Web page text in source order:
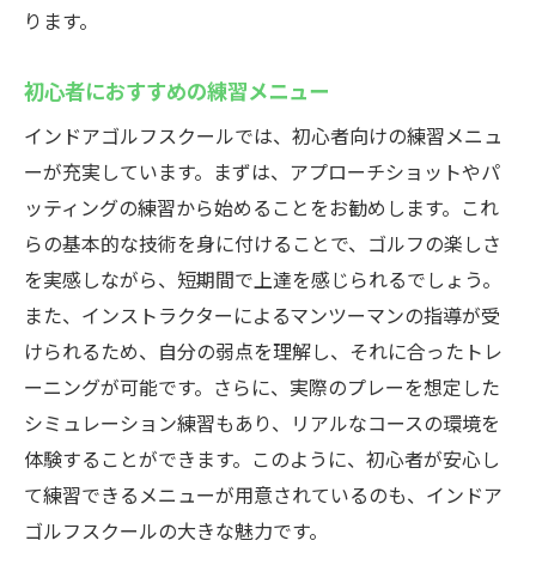
実際の体験者の声を紹介
手ぶらでOK！インドアゴルフスクールでゴルフ
デビューを飾ろう
初心者でも安心のサポート体制
必要な道具は全て無料貸し出し
スムーズなゴルフデビューのための準備
快適なインドア環境での練習方法
ゴルフデビューに必要な基本知識
体験レッスンの活用法
インドアゴルフスクールでゴルフの基本を学ぶ|
スズヨンゴルフクラブの魅力
ゴルフの基礎知識をしっかり学ぶ
ります。
初心者におすすめの練習メニュー
インドアゴルフスクールでは、初心者向けの練習メニュ
ーが充実しています。まずは、アプローチショットやパ
ッティングの練習から始めることをお勧めします。これ
らの基本的な技術を身に付けることで、ゴルフの楽しさ
を実感しながら、短期間で上達を感じられるでしょう。
また、インストラクターによるマンツーマンの指導が受
けられるため、自分の弱点を理解し、それに合ったトレ
ーニングが可能です。さらに、実際のプレーを想定した
シミュレーション練習もあり、リアルなコースの環境を
体験することができます。このように、初心者が安心し
て練習できるメニューが用意されているのも、インドア
ゴルフスクールの大きな魅力です。